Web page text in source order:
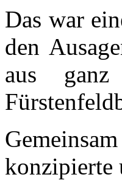
Das war
den
aus ganz
konzipierte